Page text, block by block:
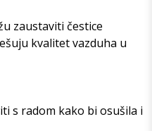
zaustaviti čestice
kvalitet vazduha u
s radom kako bi osušila i